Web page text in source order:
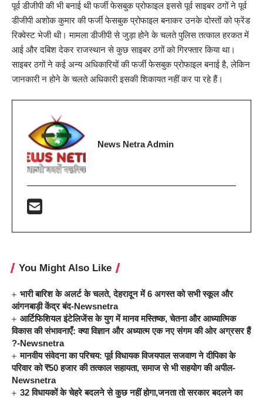
पूर्व डीजीपी की भी बनाई थी फर्जी फेसबुक प्रोफाइल इससे पूर्व साइबर ठगों ने पूर्व
डीजीपी अशोक कुमार की फर्जी फेसबुक प्रोफाइल बनाकर उनके दोस्तों को फ्रेंड
रिक्वेस्ट भेजी थी। मामला डीजीपी से जुड़ा होने के चलते पुलिस तत्काल हरकत में
आई और दबिश देकर राजस्थान से कुछ साइबर ठगों को गिरफ्तार किया था।
साइबर ठगों ने कई अन्य अधिकारियों की फर्जी फेसबुक प्रोफाइल बनाई है, लेकिन
जानकारी न होने के चलते अधिकारी इसकी शिकायत नहीं कर पा रहे हैं।
News Netra Admin
You Might Also Like
भारी बारिश के अलर्ट के चलते, देहरादून में 6 अगस्त को सभी स्कूल और
आंगनबाड़ी केंद्र बंद-Newsnetra
आर्टिफिशियल इंटेलिजेंस के युग में मानव मस्तिष्क, चेतना और आध्यात्मिक
विकास की संभावनाएँ: क्या विज्ञान और अध्यात्म एक नए संगम की ओर अग्रसर हैं
?-Newsnetra
मानवीय संवेदना का परिचय: पूर्व विधायक विजयपाल सजवाण ने दीपिका के
परिवार को ₹50 हजार की तत्काल सहायता, समाज से भी सहयोग की अपील-
Newsnetra
32 विधायकों के चेहरे बदलने से कुछ नहीं होगा,जनता तो सरकार बदलने का